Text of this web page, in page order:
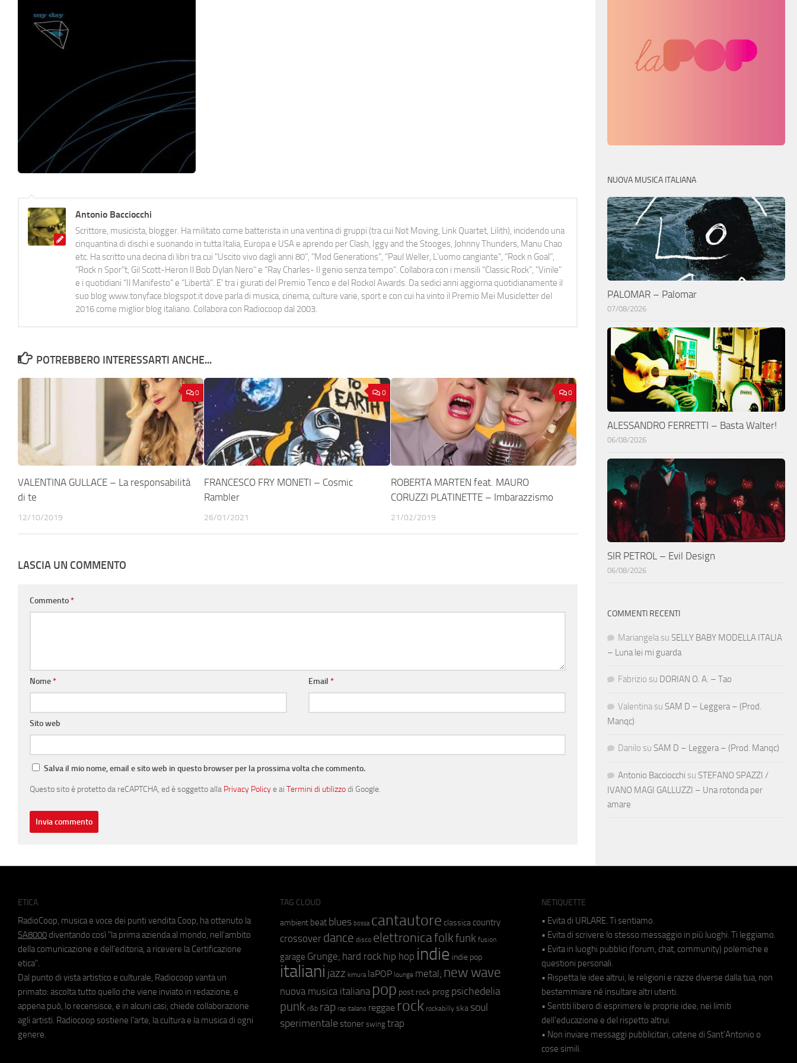
Antonio Bacciocchi
Scrittore, musicista, blogger. Ha militato come batterista in una ventina di gruppi (tra cui Not Moving, Link Quartet, Lilith), incidendo una
cinquantina di dischi e suonando in tutta Italia, Europa e USA e aprendo per Clash, Iggy and the Stooges, Johnny Thunders, Manu Chao
etc. Ha scritto una decina di libri tra cui "Uscito vivo dagli anni 80", "Mod Generations", "Paul Weller, L’uomo cangiante", "Rock n Goal",
"Rock n Spor"t, Gil Scott-Heron Il Bob Dylan Nero" e "Ray Charles- Il genio senza tempo". Collabora con i mensili “Classic Rock”, "Vinile"
e i quotidiani “Il Manifesto” e “Libertà”. E' tra i giurati del Premio Tenco e del Rockol Awards. Da sedici anni aggiorna quotidianamente il
suo blog www.tonyface.blogspot.it dove parla di musica, cinema, culture varie, sport e con cui ha vinto il Premio Mei Musicletter del
2016 come miglior blog italiano. Collabora con Radiocoop dal 2003.
POTREBBERO INTERESSARTI ANCHE...
0
VALENTINA GULLACE – La responsabilità
di te
12/10/2019
0
FRANCESCO FRY MONETI – Cosmic
Rambler
26/01/2021
0
ROBERTA MARTEN feat. MAURO
CORUZZI PLATINETTE – Imbarazzismo
21/02/2019
LASCIA UN COMMENTO
Commento*
Nome* Email*
Sito web
Salva il mio nome, email e sito web in questo browser per la prossima volta che commento.
Questo sito è protetto da reCAPTCHA, ed è soggetto alla Privacy Policye ai Termini di utilizzodi Google.
NUOVA MUSICA ITALIANA
PALOMAR – Palomar
07/08/2026
ALESSANDRO FERRETTI – Basta Walter!
06/08/2026
SIR PETROL – Evil Design
06/08/2026
COMMENTI RECENTI
Mariangela su SELLY BABY MODELLA ITALIA
– Luna lei mi guarda
Fabrizio su DORIAN O. A. – Tao
Valentina su SAM D – Leggera – (Prod.
Manqc)
Danilo su SAM D – Leggera – (Prod. Manqc)
Antonio Bacciocchi su STEFANO SPAZZI /
IVANO MAGI GALLUZZI – Una rotonda per
amare
ETICA
RadioCoop, musica e voce dei punti vendita Coop, ha ottenuto la
SA8000 diventando così "la prima azienda al mondo, nell'ambito
della comunicazione e dell'editoria, a ricevere la Certificazione
etica".
Dal punto di vista artistico e culturale, Radiocoop vanta un
primato: ascolta tutto quello che viene inviato in redazione, e
appena può, lo recensisce, e in alcuni casi, chiede collaborazione
agli artisti. Radiocoop sostiene l'arte, la cultura e la musica di ogni
genere.
TAG CLOUD
ambient beat blues bossa cantautore classica country
crossover dance disco elettronicafolkfunk fusion
garage Grunge; hard rock hip hop indie indie pop
italiani jazz kimura laPOP lounge metal; new wave
nuova musica italiana pop post rock prog psichedelia
punk r&b rap rap italiano reggae rock rockabilly ska soul
sperimentale stoner swing trap
NETIQUETTE
• Evita di URLARE. Ti sentiamo.
• Evita di scrivere lo stesso messaggio in più luoghi. Ti leggiamo.
• Evita in luoghi pubblici (forum, chat, community) polemiche e
questioni personali.
• Rispetta le idee altrui, le religioni e razze diverse dalla tua, non
bestemmiare né insultare altri utenti.
• Sentiti libero di esprimere le proprie idee, nei limiti
dell'educazione e del rispetto altrui.
• Non inviare messaggi pubblicitari, catene di Sant'Antonio o
cose simili.